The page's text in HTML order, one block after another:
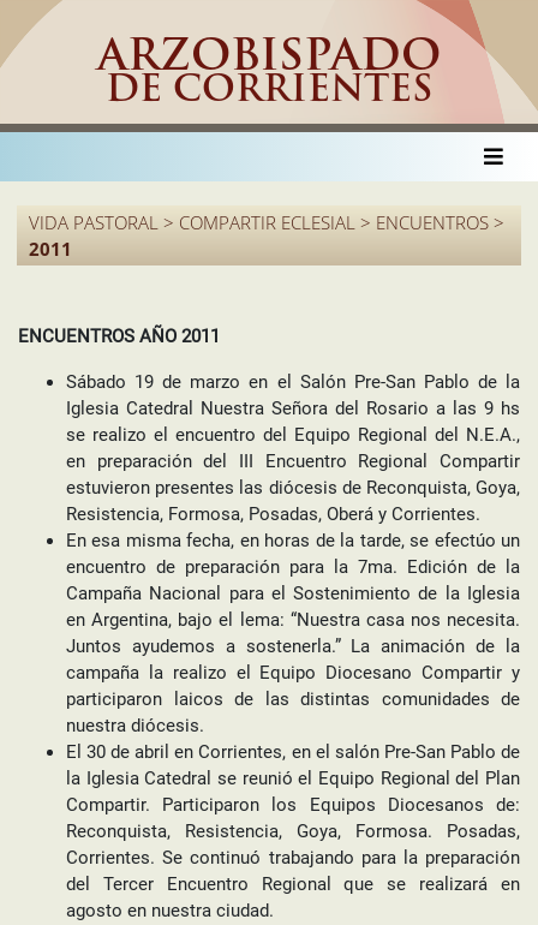
ARZOBISPADO
DE CORRIENTES
VIDA PASTORAL > COMPARTIR ECLESIAL > ENCUENTROS >
2011
ENCUENTROS AÑO 2011
Sábado 19 de marzo en el Salón Pre-San Pablo de la
Iglesia Catedral Nuestra Señora del Rosario a las 9 hs
se realizo el encuentro del Equipo Regional del N.E.A.,
en preparación del III Encuentro Regional Compartir
estuvieron presentes las diócesis de Reconquista, Goya,
Resistencia, Formosa, Posadas, Oberá y Corrientes.
En esa misma fecha, en horas de la tarde, se efectúo un
encuentro de preparación para la 7ma. Edición de la
Campaña Nacional para el Sostenimiento de la Iglesia
en Argentina, bajo el lema: “Nuestra casa nos necesita.
Juntos ayudemos a sostenerla.” La animación de la
campaña la realizo el Equipo Diocesano Compartir y
participaron laicos de las distintas comunidades de
nuestra diócesis.
El 30 de abril en Corrientes, en el salón Pre-San Pablo de
la Iglesia Catedral se reunió el Equipo Regional del Plan
Compartir. Participaron los Equipos Diocesanos de:
Reconquista, Resistencia, Goya, Formosa. Posadas,
Corrientes. Se continuó trabajando para la preparación
del Tercer Encuentro Regional que se realizará en
agosto en nuestra ciudad.